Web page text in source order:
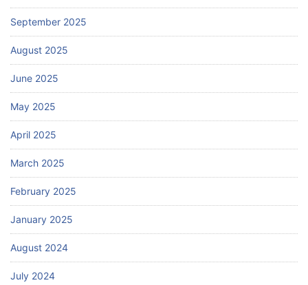
September 2025
August 2025
June 2025
May 2025
April 2025
March 2025
February 2025
January 2025
August 2024
July 2024